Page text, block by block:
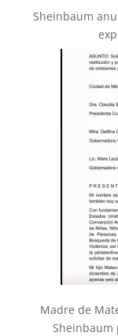
Sheinbaum
Madre de
Sheinbaum